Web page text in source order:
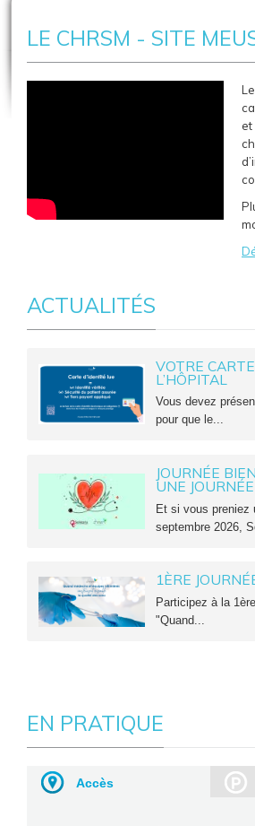
LE CHRSM - SITE
et
ACTUALITÉS
VOTRE
L’HÔPITAL
Vous devez
pour que le...
JOURNÉE
UNE
Et si vous preniez
septembre 2026,
1ÈRE
Participez à la
"Quand...
EN PRATIQUE
Accès